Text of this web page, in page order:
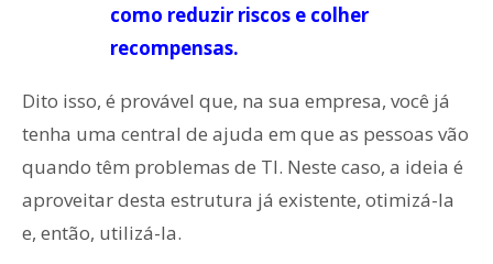
como reduzir riscos e colher
recompensas.
Dito isso, é provável que, na sua empresa, você já
tenha uma central de ajuda em que as pessoas vão
quando têm problemas de TI. Neste caso, a ideia é
aproveitar desta estrutura já existente, otimizá-la
e, então, utilizá-la.